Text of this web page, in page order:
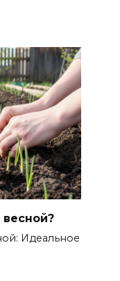
Идеальное